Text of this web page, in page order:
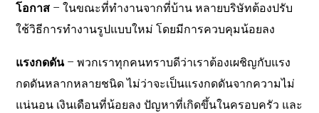
โอกาส –ในขณะที่ทำงานจากที่บ้าน หลายบริษัทต้องปรับ
ใช้วิธีการทำงานรูปแบบใหม่ โดยมีการควบคุมน้อยลง
แรงกดดัน –พวกเราทุกคนทราบดีว่าเราต้องเผชิญกับแรง
กดดันหลากหลายชนิด ไม่ว่าจะเป็นแรงกดดันจากความไม่
แน่นอน เงินเดือนที่น้อยลง ปัญหาที่เกิดขึ้นในครอบครัว และ